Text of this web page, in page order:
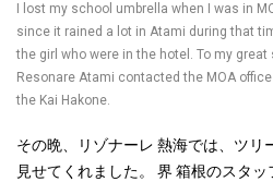
I lost my school umbrella when I was in
since it rained a lot in Atami during that
the girl who were in the hotel. To my great
Resonare Atami contacted the MOA
the Kai Hakone.
その晩、リゾナーレ 熱海では、ツリ
見せてくれました。
界 箱根のスタッ